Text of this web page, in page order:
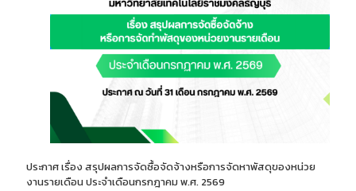
ประกาศ เรื่อง สรุปผลการจัดซื้อจัดจ้างหรือการจัดหาพัสดุของหน่วย
งานรายเดือน ประจำเดือนกรกฎาคม พ.ศ. 2569